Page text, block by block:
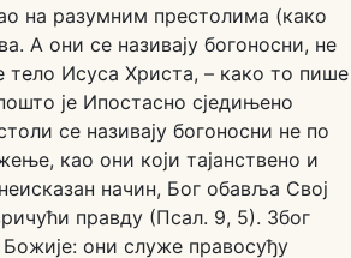
на разумним престолима (како
А они се називају богоносни, не
тело Исуса Христа, – како то пише
је Ипостасно сједињено
се називају богоносни не по
као они који тајанствено и
начин, Бог обавља Свој
правду (Псал. 9, 5). Због
они служе правосуђу